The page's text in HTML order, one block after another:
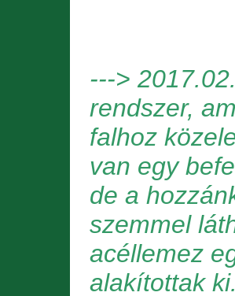
---> 201
rendszer,
falhoz
van egy
de a
szemmel
acéllemez
alakítottak